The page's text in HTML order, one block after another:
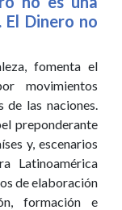
Dinero no
fomenta el
movimientos
de las naciones.
preponderante
y, escenarios
Latinoamérica
de elaboración
formación e